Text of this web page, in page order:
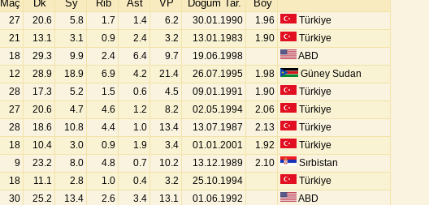
Maç Dk Sy Rib Ast VP Doğum Tar. Boy
27 20.6 5.8 1.7 1.4 6.2 30.01.1990 1.96
Türkiye
21 13.1 3.1 0.9 2.4 3.2 13.01.1983 1.90
Türkiye
18 29.3 9.9 2.4 6.4 9.7 19.06.1998
ABD
12 28.9 18.9 6.9 4.2 21.4 26.07.1995 1.98
Güney Sudan
28 17.3 5.2 1.5 0.6 4.5 09.01.1991 1.90
Türkiye
27 20.6 4.7 4.6 1.2 8.2 02.05.1994 2.06
Türkiye
28 18.6 10.8 4.4 1.0 13.4 13.07.1987 2.13
Türkiye
18 10.4 3.0 0.9 1.9 3.4 01.01.2001 1.92
Türkiye
9 23.2 8.0 4.8 0.7 10.2 13.12.1989 2.10
Sırbistan
18 11.1 2.8 1.0 0.4 3.2 25.10.1994
Türkiye
30 25.2 13.4 2.6 3.4 13.1 01.06.1992
ABD